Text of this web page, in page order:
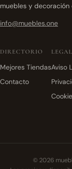
muebles y decoración
info@muebles.one
DIRECTORIO
Mejores Tiendas
Contacto
LEGAL
Aviso
© 2026